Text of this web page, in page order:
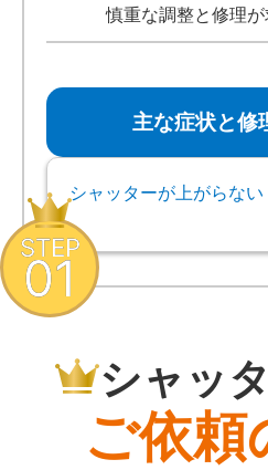
慎重な調整と修理が
主な症状と修
シャッターが上がらな
シャッ
ご依頼
STEP
01